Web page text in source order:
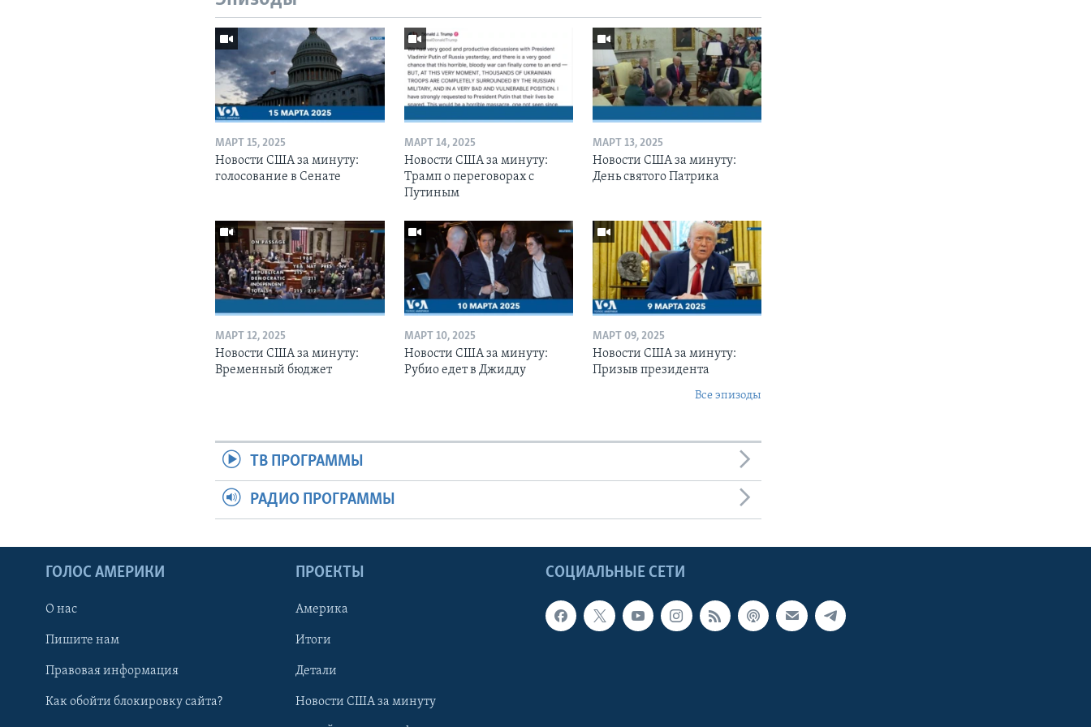
МАРТ 15, 2025
Новости США за минуту:
голосование в Сенате
МАРТ 14, 2025
Новости США за минуту:
Трамп о переговорах с
Путиным
МАРТ 13, 2025
Новости США за минуту:
День святого Патрика
МАРТ 12, 2025
Новости США за минуту:
Временный бюджет
МАРТ 10, 2025
Новости США за минуту:
Рубио едет в Джидду
МАРТ 09, 2025
Новости США за минуту:
Призыв президента
Все эпизоды
ТВ ПРОГРАММЫ
РАДИО ПРОГРАММЫ
СОЦИАЛЬНЫЕ СЕТИ
ГОЛОС АМЕРИКИ
О нас
Пишите нам
Правовая информация
Как обойти блокировку сайта?
ПРОЕКТЫ
Америка
Итоги
Детали
Новости США за минуту